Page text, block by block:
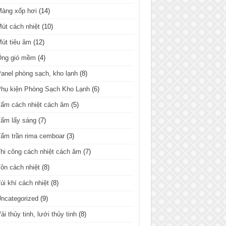
xốp hơi (14)
cách nhiệt (10)
tiêu âm (12)
gió mềm (4)
phòng sạch, kho lạnh (8)
kiện Phòng Sạch Kho Lạnh (6)
cách nhiệt cách âm (5)
lấy sáng (7)
trần rima cemboar (3)
công cách nhiệt cách âm (7)
cách nhiệt (8)
khí cách nhiệt (8)
(9)
thủy tinh, lưới thủy tinh (8)